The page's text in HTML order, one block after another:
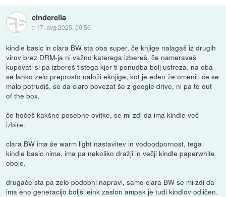
cinderella
:: 17. avg 2025, 00:56
kindle basic in clara BW sta oba super, če knjige nalagaš iz drugih
virov brez DRM-ja ni važno katerega izbereš. če nameravaš
kupovati si pa izbereš tistega kjer ti ponudba bolj ustreza. na oba
se lahko zelo preprosto naloži eknjige, kot je eden že omenil. če se
malo potrudiš, se da claro povezat še z google drive, ni pa to out
of the box.
če hočeš kakšne posebne ovitke, se mi zdi da ima kindle več
izbire.
clara BW ima še warm light nastavitev in vodoodpornost, tega
kindle basic nima, ima pa nekoliko dražji in večji kindle paperwhite
oboje.
drugače sta pa zelo podobni napravi, samo clara BW se mi zdi da
ima eno generacijo boljši eink zaslon ampak je tudi kindlov odličen.